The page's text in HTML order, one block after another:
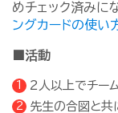
めチェック済みに
ングカードの使い
■活動
2人以上でチー
先生の合図と共